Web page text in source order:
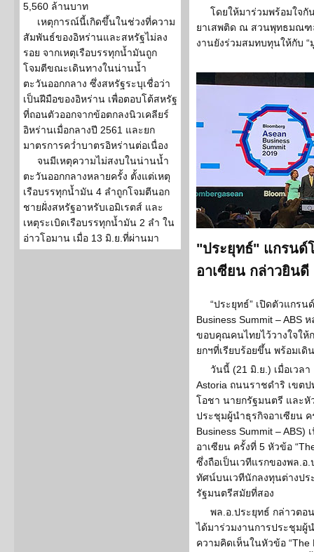
5,560 ล้านบาท
เหตุการณ์นี้เกิดขึ้นในช่วงที่ความ
สัมพันธ์ของอิหร่านและสหรัฐไม่ลง
รอย จากเหตุเรือบรรทุกน้ำมันถูก
โจมตีขณะเดินทางในน่านน้ำ
ตะวันออกกลาง ซึ่งสหรัฐระบุเชื่อว่า
เป็นฝีมือของอิหร่าน เพื่อตอบโต้สหรัฐ
ที่ถอนตัวออกจากข้อตกลงนิวเคลียร์
อิหร่านเมื่อกลางปี 2561 และยก
มาตรการคว่ำบาตรอิหร่านต่อเนื่อง
จนมีเหตุความไม่สงบในน่านน้ำ
ตะวันออกกลางหลายครั้ง ตั้งแต่เหตุ
เรือบรรทุกน้ำมัน 4 ลำถูกโจมตีนอก
ชายฝั่งสหรัฐอาหรับเอมิเรตส์ และ
เหตุระเบิดเรือบรรทุกน้ำมัน 2 ลำ ใน
อ่าวโอมาน เมื่อ 13 มิ.ย.ที่ผ่านมา
โดยให้มาร่วมพร้อมใจ
ยาเสพติด ณ สวนพุทธมณฑ
งานยังร่วมสมทบทุนให้กับ “
"ประยุทธ์" แกรนด์
อาเซียน กล่าวยิน
“ประยุทธ์” เปิดตัวแกรน
Business Summit – ABS
ขอบคุณคนไทยไว้วางใจให้
ยกฯที่เรียบร้อยขึ้น พร้อมเ
วันนี้ (21 มิ.ย.) เมื่อเวล
Astoria ถนนราชดำริ เขต
โอชา นายกรัฐมนตรี และหั
ประชุมผู้นำธุรกิจอาเซียน ค
Business Summit –
อาเซียน ครั้งที่ 5 หัวข้อ
ซึ่งถือเป็นเวทีแรกของพล.อ
ทัศน์บนเวทีนักลงทุนต่างปร
รัฐมนตรีสมัยที่สอง
พล.อ.ประยุทธ์ กล่าวตอ
ได้มาร่วมงานการประชุมผู้
ความคิดเห็นในหัวข้อ “The